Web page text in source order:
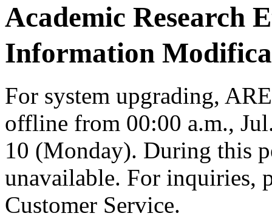
Academic Research
Information
For system upgrading,
offline from 00:00 a.m.,
10 (Monday). During this
unavailable. For inquiries,
Customer Service.